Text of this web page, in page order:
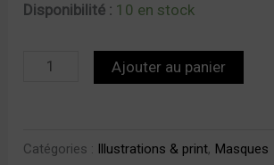
Disponibilité : 10 en stock
Ajouter au panier
Catégories : Illustrations & print, Masques